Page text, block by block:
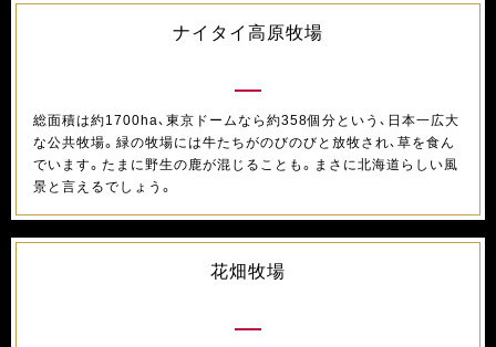
ナイタイ高原牧場
総面積は約1700ha、東京ドームなら約358個分という、日本一広大
な公共牧場。緑の牧場には牛たちがのびのびと放牧され、草を食ん
でいます。たまに野生の鹿が混じることも。まさに北海道らしい風
景と言えるでしょう。
花畑牧場